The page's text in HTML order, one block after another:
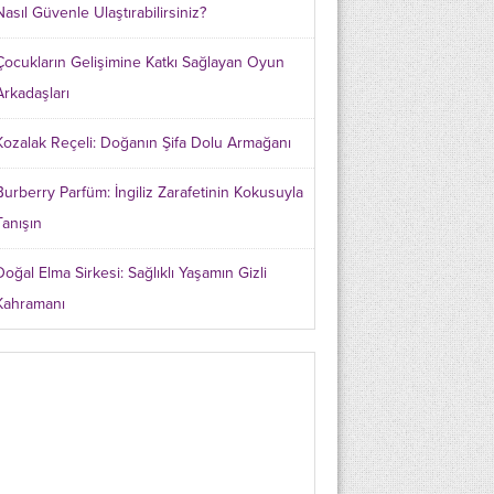
Güvenle Ulaştırabilirsiniz?
Gelişimine Katkı Sağlayan Oyun
Reçeli: Doğanın Şifa Dolu Armağanı
Parfüm: İngiliz Zarafetinin Kokusuyla
Elma Sirkesi: Sağlıklı Yaşamın Gizli